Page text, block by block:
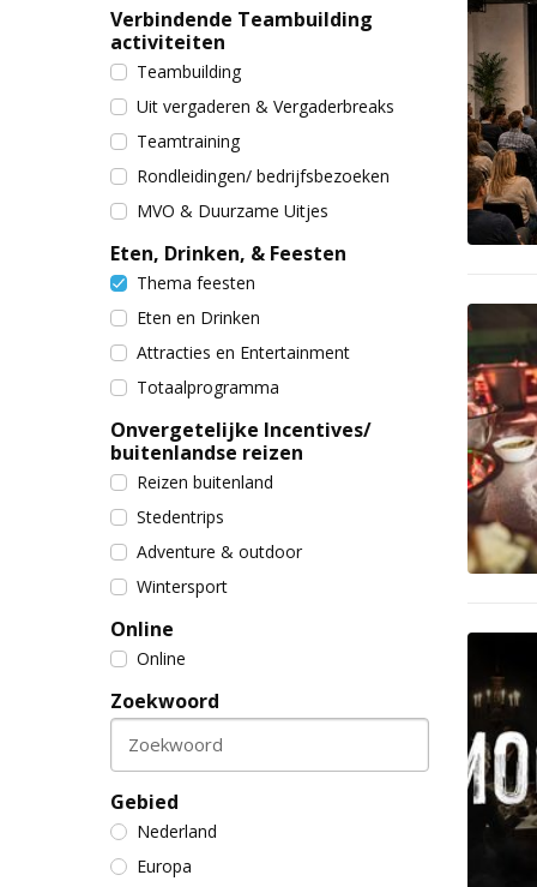
Verbindende Teambuilding
activiteiten
Teambuilding
Uit vergaderen & Vergaderbreaks
Teamtraining
Rondleidingen/ bedrijfsbezoeken
MVO & Duurzame Uitjes
Eten, Drinken, & Feesten
Thema feesten
Eten en Drinken
Attracties en Entertainment
Totaalprogramma
Onvergetelijke Incentives/
buitenlandse reizen
Reizen buitenland
Stedentrips
Adventure & outdoor
Wintersport
Online
Online
Zoekwoord
Zoekwoord
Gebied
Nederland
Europa